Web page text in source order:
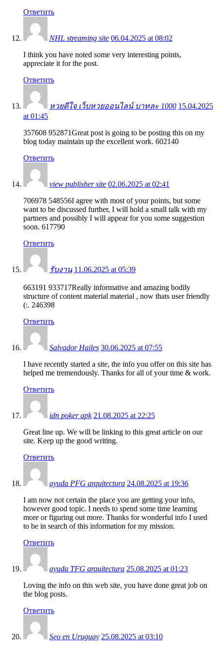
Ответить
NHL streaming site 06.04.2025 at 08:02
I think you have noted some very interesting points,
appreciate it for the post.
Ответить
หวยดีใจ เว็บหวยออนไลน์ บาทละ 1000 15.04.2025
at 01:45
357608 952871Great post is going to be posting this on my
blog today maintain up the excellent work. 602140
Ответить
view publisher site 02.06.2025 at 02:41
706978 548556I agree with most of your points, but some
want to be discussed further, I will hold a small talk with my
partners and possibly I will appear for you some suggestion
soon. 617790
Ответить
รับงาน 11.06.2025 at 05:39
663191 933717Really informative and amazing bodily
structure of content material material , now thats user friendly
(:. 246398
Ответить
Salvador Hailes 30.06.2025 at 07:55
I have recently started a site, the info you offer on this site has
helped me tremendously. Thanks for all of your time & work.
Ответить
idn poker apk 21.08.2025 at 22:25
Great line up. We will be linking to this great article on our
site. Keep up the good writing.
Ответить
ayuda PFG arquitectura 24.08.2025 at 19:36
I am now not certain the place you are getting your info,
however good topic. I needs to spend some time learning
more or figuring out more. Thanks for wonderful info I used
to be in search of this information for my mission.
Ответить
ayuda TFG arquitectura 25.08.2025 at 01:23
Loving the info on this web site, you have done great job on
the blog posts.
Ответить
Seo en Uruguay 25.08.2025 at 03:10